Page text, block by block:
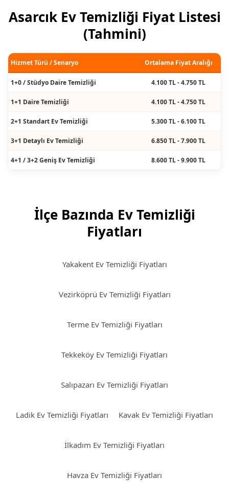
Asarcık Ev Temizliği Fiyat Listesi
(Tahmini)
Hizmet Türü / Senaryo Ortalama Fiyat Aralığı
1+0 / Stüdyo Daire Temizliği 4.100 TL - 4.750 TL
1+1 Daire Temizliği 4.100 TL - 4.750 TL
2+1 Standart Ev Temizliği 5.300 TL - 6.100 TL
3+1 Detaylı Ev Temizliği 6.850 TL - 7.900 TL
4+1 / 3+2 Geniş Ev Temizliği 8.600 TL - 9.900 TL
İlçe Bazında Ev Temizliği
Fiyatları
Yakakent Ev Temizliği Fiyatları
Vezirköprü Ev Temizliği Fiyatları
Terme Ev Temizliği Fiyatları
Tekkeköy Ev Temizliği Fiyatları
Salıpazarı Ev Temizliği Fiyatları
Ladik Ev Temizliği Fiyatları Kavak Ev Temizliği Fiyatları
İlkadım Ev Temizliği Fiyatları
Havza Ev Temizliği Fiyatları